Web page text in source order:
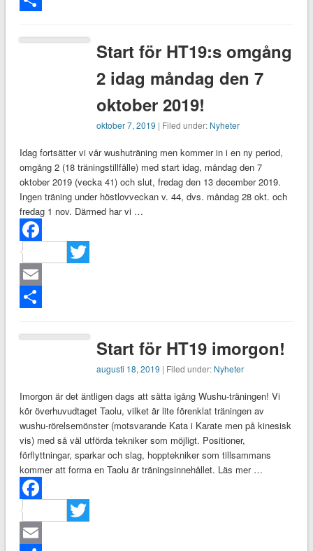
Start för HT19:s omgång
2 idag måndag den 7
oktober 2019!
oktober 7, 2019 | Filed under: Nyheter
Idag fortsätter vi vår wushuträning men kommer in i en ny period,
omgång 2 (18 träningstillfälle) med start idag, måndag den 7
oktober 2019 (vecka 41) och slut, fredag den 13 december 2019.
Ingen träning under höstlovveckan v. 44, dvs. måndag 28 okt. och
fredag 1 nov. Därmed har vi …
Facebook
Twitter
Email
Start för HT19 imorgon!
augusti 18, 2019 | Filed under: Nyheter
Imorgon är det äntligen dags att sätta igång Wushu-träningen! Vi
kör överhuvudtaget Taolu, vilket är lite förenklat träningen av
wushu-rörelsemönster (motsvarande Kata i Karate men på kinesisk
vis) med så väl utförda tekniker som möjligt. Positioner,
förflyttningar, sparkar och slag, hopptekniker som tillsammans
kommer att forma en Taolu är träningsinnehållet. Läs mer …
Facebook
Twitter